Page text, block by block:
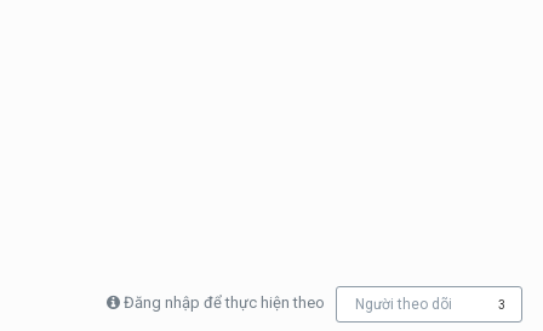
Đăng nhập để thực hiện theo Người theo dõi 3